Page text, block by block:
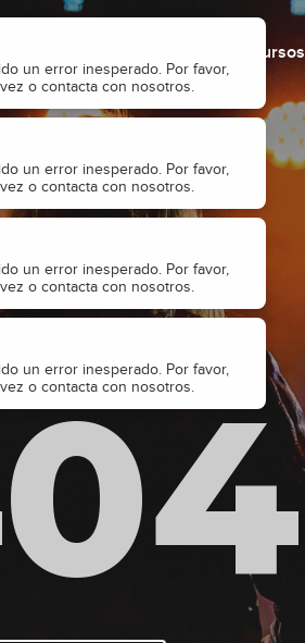
un error inesperado. Por favor,
o contacta con nosotros.
un error inesperado. Por favor,
o contacta con nosotros.
un error inesperado. Por favor,
o contacta con nosotros.
un error inesperado. Por favor,
o contacta con nosotros.
Recursos